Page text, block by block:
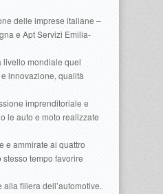
delle imprese italiane –
e Apt Servizi Emilia-
livello mondiale quel
innovazione, qualità
imprenditoriale e
le auto e moto realizzate
e ammirate ai quattro
tempo favorire
filiera dell’automotive.